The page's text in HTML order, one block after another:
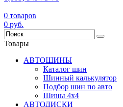
0 товаров
0 руб.
Товары
АВТОШИНЫ
Каталог шин
Шинный калькулятор
Подбор шин по авто
Шины 4x4
АВТОДИСКИ